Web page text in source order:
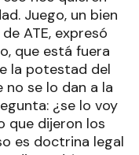
Juego, un bien
ATE, expresó
que está fuera
la potestad del
no se lo dan a la
¿se lo voy
que dijeron los
es doctrina legal